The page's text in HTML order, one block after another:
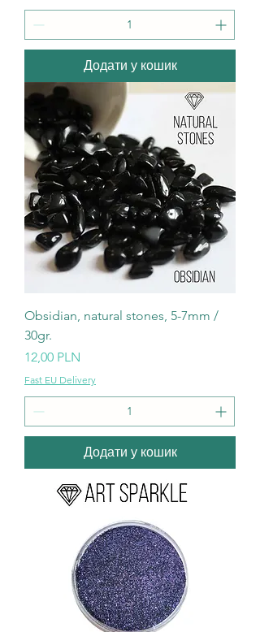
Додати у кошик
Obsidian, natural stones, 5-7mm /
30gr.
Ціна
12,00 PLN
Fast EU Delivery
Додати у кошик